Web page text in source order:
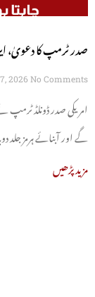
صدر ٹرمپ کا دعویٰ،
کھل جائے گی
2026 No Comments
امریکی صدر ڈونلڈ
گے اور آبنائے ہرمز جلد
مزید پڑھیں